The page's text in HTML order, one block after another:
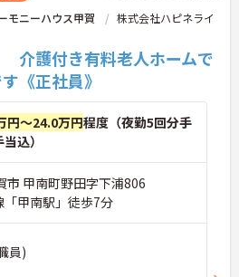
モニーハウス甲賀
株式会社ハピネライ
介護付き有料老人ホームで
《正社員》
円～24.0万円程度（夜勤5回分手
込）
市 甲南町野田字下浦806
「甲南駅」徒歩7分
員)